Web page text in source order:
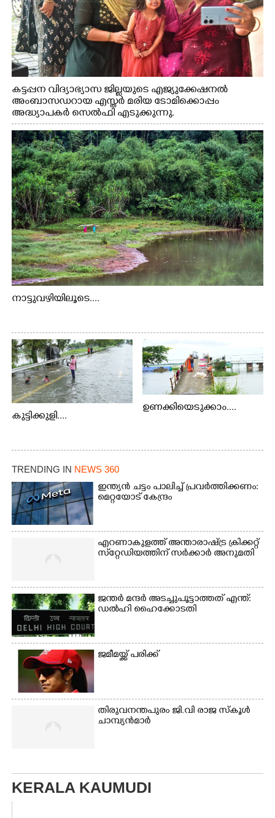
കട്ടപ്പന വിദ്യാഭ്യാസ ജില്ലയുടെ എജ്യുക്കേഷനൽ
അംബാസഡറായ എസ്തർ മരിയ ടോമിക്കൊപ്പം
അദ്ധ്യാപകർ സെൽഫി എടുക്കുന്നു.
നാട്ടുവഴിയിലൂടെ....
കുട്ടിക്കുളി....
ഉണക്കിയെടുക്കാം....
TRENDING IN NEWS 360
ഇന്ത്യൻ ചട്ടം പാലിച്ച് പ്രവർത്തിക്കണം:
മെറ്റയോട് കേന്ദ്രം
എറണാകുളത്ത് അന്താരാഷ്ട്ര ക്രിക്കറ്റ്
സ്‌റ്റേഡിയത്തിന് സർക്കാർ അനുമതി
ജന്ത‌‌ർ മന്ദർ അടച്ചുപൂട്ടാത്തത് എന്ത്:
ഡൽഹി ഹൈക്കോടതി
ജമീമയ്ക്ക് പരിക്ക്
തിരുവനന്തപുരം ജി.വി രാജ സ്കൂൾ
ചാമ്പ്യൻമാർ
KERALA KAUMUDI